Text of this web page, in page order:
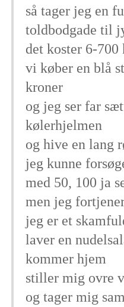
så tager jeg en
toldbodgade til
det koster 6-700
vi køber en blå
kroner
og jeg ser far
kølerhjelmen
og hive en lang
jeg kunne
med 50, 100 ja
men jeg
jeg er et
laver en
kommer hjem
stiller mig ovre
og tager mig